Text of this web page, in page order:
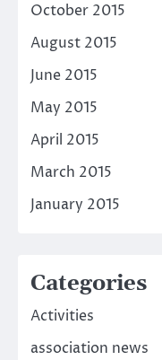
October 2015
August 2015
June 2015
May 2015
April 2015
March 2015
January 2015
Categories
Activities
association news